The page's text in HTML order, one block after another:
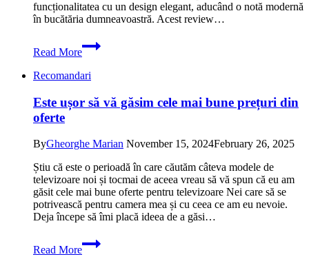
funcționalitatea cu un design elegant, aducând o notă modernă
în bucătăria dumneavoastră. Acest review…
Read More
Reducere
pentru
cu
Beko
L,
Grill,
Negru
–
promotie
cu
foarte
buna
Recomandari
Este ușor să vă găsim cele mai bune prețuri din
oferte
ByGheorghe Marian November 15, 2024February 26, 2025
Știu că este o perioadă în care căutăm câteva modele de
televizoare noi și tocmai de aceea vreau să vă spun că eu am
găsit cele mai bune oferte pentru televizoare Nei care să se
potrivească pentru camera mea și cu ceea ce am eu nevoie.
Deja începe să îmi placă ideea de a găsi…
Read More
Este
ușor